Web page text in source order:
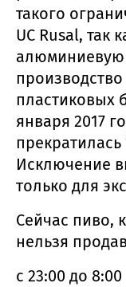
такого
UC Rusal, так
алюминиевую
пластиковых
января 2017
Исключение
только для
Сейчас пиво,
нельзя
с 23:00 до